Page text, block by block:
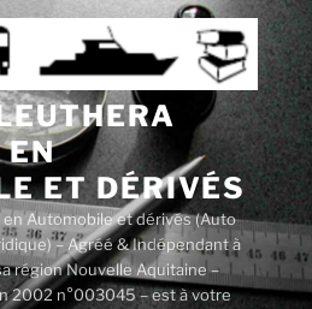
EN
ET DÉRIVÉS
en Automobile et dérivés (Auto
– Agréé & Indépendant à
région Nouvelle Aquitaine –
2002 n°003045 – est à votre